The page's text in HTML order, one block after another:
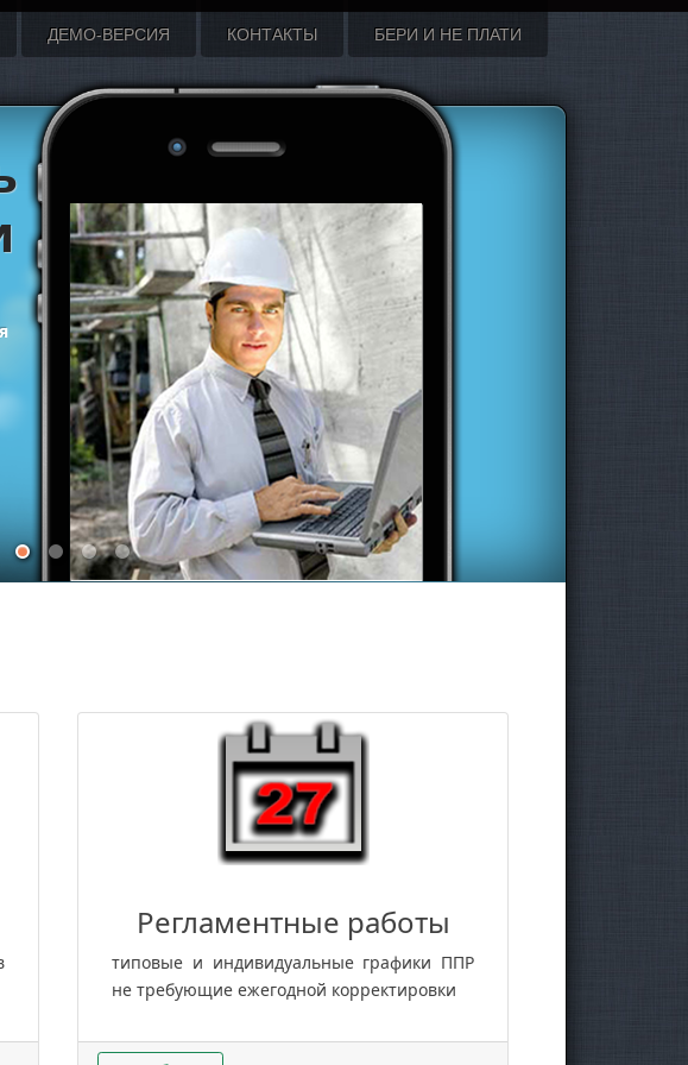
ДЕМО-ВЕРСИЯ КОНТАКТЫ БЕРИ И НЕ ПЛАТИ
Регламентные работы
типовые и индивидуальные графики ППР
не требующие ежегодной корректировки